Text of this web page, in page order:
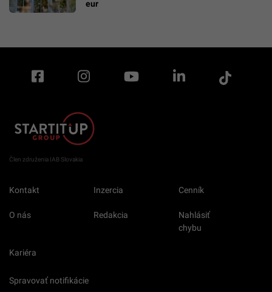
eur
Člen združenia IAB Slovakia
Kontakt Inzercia Cenník
O nás Redakcia
Nahlásiť
chybu
Kariéra
Spravovať notifikácie